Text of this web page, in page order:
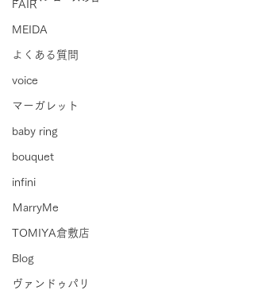
FAIR
MEIDA
よくある質問
voice
マーガレット
baby ring
bouquet
infini
ＭarryMe
TOMIYA倉敷店
Blog
ヴァンドゥパリ